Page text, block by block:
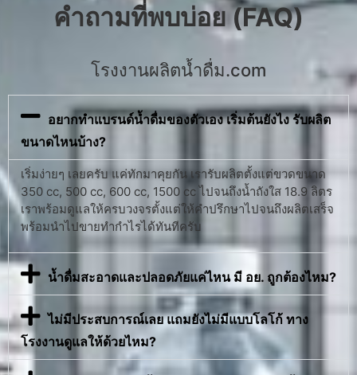
คำถามที่พบบ่อย (FAQ)
โรงงานผลิตน้ำดื่ม.com
อยากทำแบรนด์น้ำดื่มของตัวเอง เริ่มต้นยังไง รับผลิต
ขนาดไหนบ้าง?
เริ่มง่ายๆ เลยครับ แค่ทักมาคุยกัน เรารับผลิตตั้งแต่ขวดขนาด
350 cc, 500 cc, 600 cc, 1500 cc ไปจนถึงน้ำถังใส 18.9 ลิตร
เราพร้อมดูแลให้ครบวงจรตั้งแต่ให้คำปรึกษาไปจนถึงผลิตเสร็จ
พร้อมนำไปขายทำกำไรได้ทันทีครับ
น้ำดื่มสะอาดและปลอดภัยแค่ไหน มี อย. ถูกต้องไหม?
ไม่มีประสบการณ์เลย แถมยังไม่มีแบบโลโก้ ทาง
โรงงานดูแลให้ด้วยไหม?